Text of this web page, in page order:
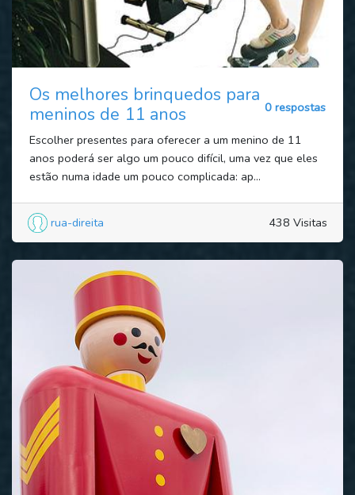
Os melhores brinquedos para
meninos de 11 anos
0 respostas
Escolher presentes para oferecer a um menino de 11
anos poderá ser algo um pouco difícil, uma vez que eles
estão numa idade um pouco complicada: ap...
rua-direita 438 Visitas